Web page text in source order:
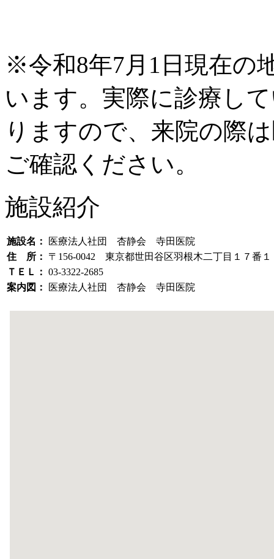
※令和8年7月1日現在の
います。実際に診療し
りますので、来院の際
ご確認ください。
施設紹介
施設名：
医療法人社団 杏静会 寺田医院
住 所：
〒156-0042 東京都世田谷区羽根木二丁目１７番１
ＴＥＬ： 03-3322-2685
案内図：
医療法人社団 杏静会 寺田医院